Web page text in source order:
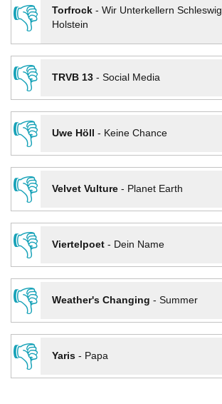
👎
Torfrock- Wir Unterkellern Schleswig
Holstein
👎
TRVB 13- Social Media
👎
Uwe Höll - Keine Chance
👎
Velvet Vulture- Planet Earth
👎
Viertelpoet- Dein Name
👎
Weather's Changing - Summer
👎
Yaris- Papa